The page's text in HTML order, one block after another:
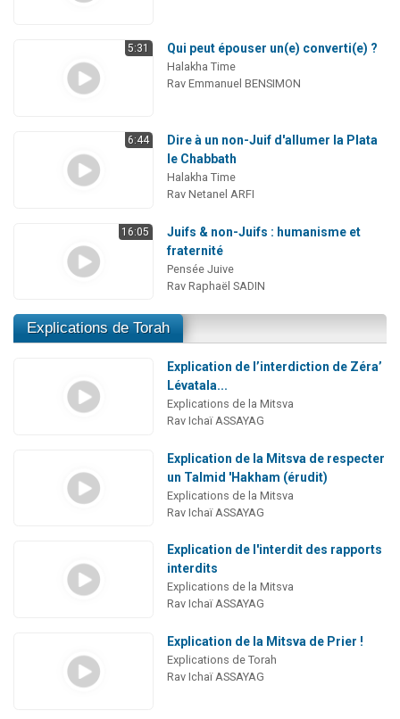
5:31 Qui peut épouser un(e) converti(e) ?
Halakha Time
Rav Emmanuel BENSIMON
6:44
Dire à un non-Juif d'allumer la Plata
le Chabbath
Halakha Time
Rav Netanel ARFI
16:05
Juifs & non-Juifs : humanisme et
fraternité
Pensée Juive
Rav Raphaël SADIN
Explications de Torah
Explication de l’interdiction de Zéra’
Lévatala...
Explications de la Mitsva
Rav Ichaï ASSAYAG
Explication de la Mitsva de respecter
un Talmid 'Hakham (érudit)
Explications de la Mitsva
Rav Ichaï ASSAYAG
Explication de l'interdit des rapports
interdits
Explications de la Mitsva
Rav Ichaï ASSAYAG
Explication de la Mitsva de Prier !
Explications de Torah
Rav Ichaï ASSAYAG